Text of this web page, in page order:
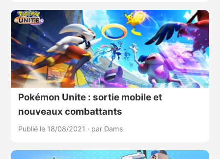
Pokémon Unite : sortie mobile et
nouveaux combattants
Publié le 18/08/2021 · par Dams